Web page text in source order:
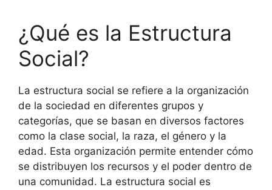
¿Qué es la Estructura
Social?
La estructura social se refiere a la organización
de la sociedad en diferentes grupos y
categorías, que se basan en diversos factores
como la clase social, la raza, el género y la
edad. Esta organización permite entender cómo
se distribuyen los recursos y el poder dentro de
una comunidad. La estructura social es